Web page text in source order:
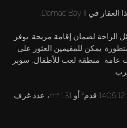
لضمان إقامة مريحة. يوفر
يمكن للمقيمين العثور على
عامة, منطقة لعب للأطفال, سوبر
يشغل العقار (شقة) مساحة 1405.12 قدم² أو 131 m²، عدد غرف